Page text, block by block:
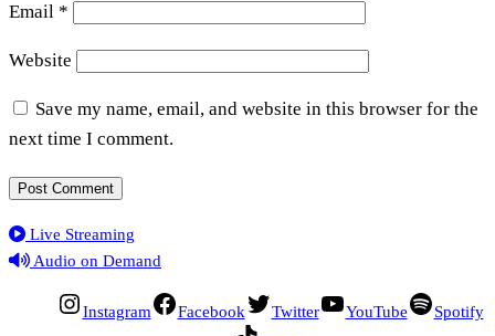
Email *
Website
Save my name, email, and website in this browser for the
next time I comment.
Live Streaming
Audio on Demand
Instagram Facebook Twitter YouTube
Spotify